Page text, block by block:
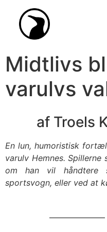
Midtlivs
varulvs
af Troels
En lun, humoristisk
varulv Hemnes.
om han vil
sportsvogn, eller ved at